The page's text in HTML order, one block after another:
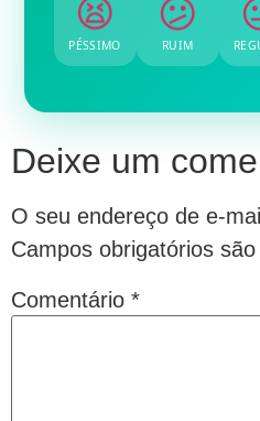
PÉSSIMO RUIM
Deixe um
O seu endereço de e-
Campos obrigatórios
Comentário *